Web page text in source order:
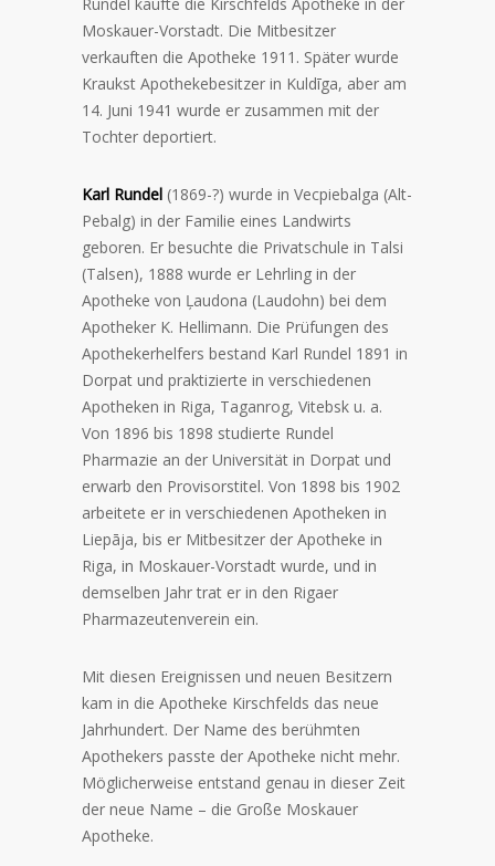
Moskauer-Vorstadt. Die Mitbesitzer
verkauften die Apotheke 1911. Später wurde
Kraukst Apothekebesitzer in Kuldīga, aber am
14. Juni 1941 wurde er zusammen mit der
Tochter deportiert.
Karl Rundel (1869-?) wurde in Vecpiebalga (Alt-
Pebalg) in der Familie eines Landwirts
geboren. Er besuchte die Privatschule in Talsi
(Talsen), 1888 wurde er Lehrling in der
Apotheke von Ļaudona (Laudohn) bei dem
Apotheker K. Hellimann. Die Prüfungen des
Apothekerhelfers bestand Karl Rundel 1891 in
Dorpat und praktizierte in verschiedenen
Apotheken in Riga, Taganrog, Vitebsk u. a.
Von 1896 bis 1898 studierte Rundel
Pharmazie an der Universität in Dorpat und
erwarb den Provisorstitel. Von 1898 bis 1902
arbeitete er in verschiedenen Apotheken in
Liepāja, bis er Mitbesitzer der Apotheke in
Riga, in Moskauer-Vorstadt wurde, und in
demselben Jahr trat er in den Rigaer
Pharmazeutenverein ein.
Mit diesen Ereignissen und neuen Besitzern
kam in die Apotheke Kirschfelds das neue
Jahrhundert. Der Name des berühmten
Apothekers passte der Apotheke nicht mehr.
Möglicherweise entstand genau in dieser Zeit
der neue Name – die Große Moskauer
Apotheke.